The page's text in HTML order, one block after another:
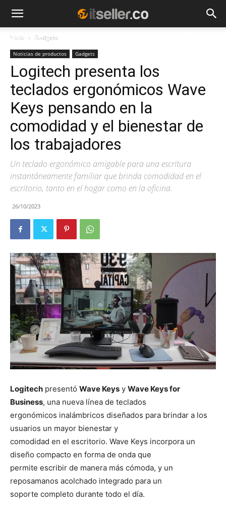
NOTICIAS
Inicio Gadgets
Noticias de productos Gadgets
Logitech presenta los
teclados ergonómicos Wave
Keys pensando en la
comodidad y el bienestar de
los trabajadores
Un teclado ergonómico amigable para una escritura
instantáneamente familiar que brinda comodidad en el
escritorio, tanto en el hogar como en la oficina.
26/10/2023
Logitech presentó Wave Keys y Wave Keys for
Business, una nueva línea de teclados
ergonómicos inalámbricos diseñados para brindar a los
usuarios un mayor bienestar y
comodidad en el escritorio. Wave Keys incorpora un
diseño compacto en forma de onda que
permite escribir de manera más cómoda, y un
reposamanos acolchado integrado para un
soporte completo durante todo el día.